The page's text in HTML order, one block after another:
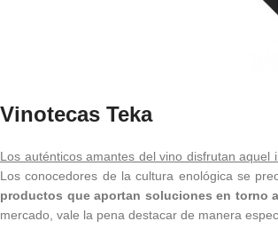
Vinotecas Teka
Los auténticos amantes del vino disfrutan
Los conocedores de la cultura enológica se
productos que aportan soluciones en torno
mercado, vale la pena destacar de manera